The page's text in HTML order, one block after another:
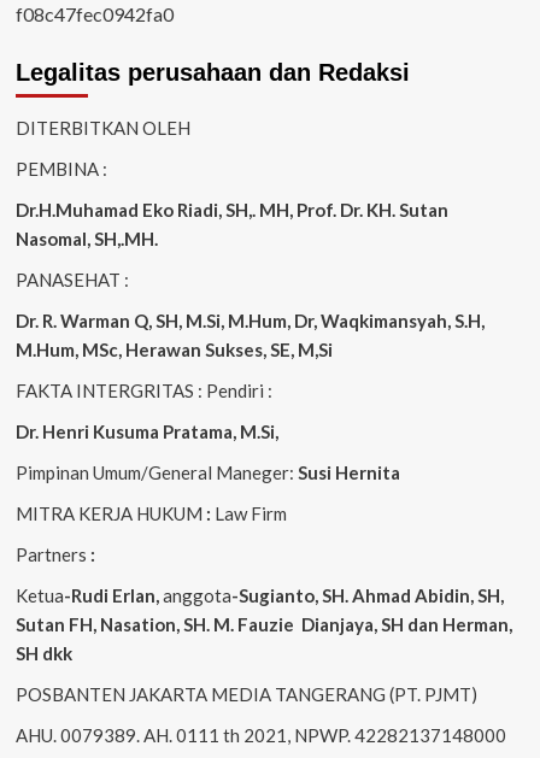
f08c47fec0942fa0
Legalitas perusahaan dan Redaksi
DITERBITKAN OLEH
PEMBINA :
Dr.H.Muhamad Eko Riadi, SH,. MH, Prof. Dr. KH. Sutan
Nasomal, SH,.MH.
PANASEHAT :
Dr. R. Warman Q, SH, M.Si, M.Hum, Dr, Waqkimansyah, S.H,
M.Hum, MSc, Herawan Sukses, SE, M,Si
FAKTA INTERGRITAS : Pendiri :
Dr. Henri Kusuma Pratama, M.Si,
Pimpinan Umum/General Maneger: Susi Hernita
MITRA KERJA HUKUM : Law Firm
Partners :
Ketua-Rudi Erlan,anggota-Sugianto, SH. Ahmad Abidin, SH,
Sutan FH, Nasation, SH. M. Fauzie Dianjaya, SH dan Herman,
SH dkk
POSBANTEN JAKARTA MEDIA TANGERANG (PT. PJMT)
AHU. 0079389. AH. 0111 th 2021, NPWP. 42282137148000